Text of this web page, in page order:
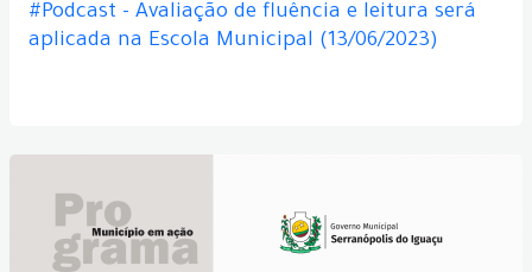
#Podcast - Avaliação de fluência e leitura será
aplicada na Escola Municipal (13/06/2023)